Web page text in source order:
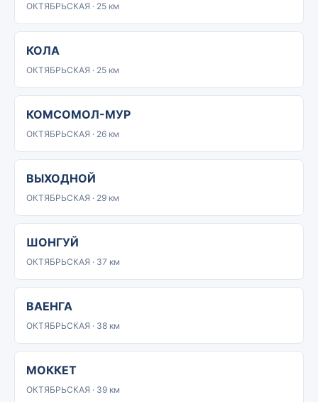
ОКТЯБРЬСКАЯ · 25 км
КОЛА
ОКТЯБРЬСКАЯ · 25 км
КОМСОМОЛ-МУР
ОКТЯБРЬСКАЯ · 26 км
ВЫХОДНОЙ
ОКТЯБРЬСКАЯ · 29 км
ШОНГУЙ
ОКТЯБРЬСКАЯ · 37 км
ВАЕНГА
ОКТЯБРЬСКАЯ · 38 км
МОККЕТ
ОКТЯБРЬСКАЯ · 39 км